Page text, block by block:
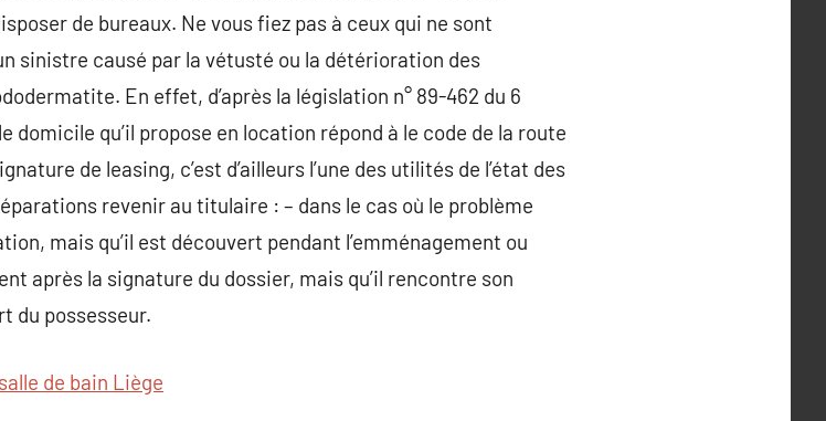
de bureaux. Ne vous fiez pas à ceux qui ne sont
sinistre causé par la vétusté ou la détérioration des
En effet, d’après la législation n° 89-462 du 6
qu’il propose en location répond à le code de la route
de leasing, c’est d’ailleurs l’une des utilités de l’état des
revenir au titulaire : – dans le cas où le problème
mais qu’il est découvert pendant l’emménagement ou
après la signature du dossier, mais qu’il rencontre son
du possesseur.
de bain Liège